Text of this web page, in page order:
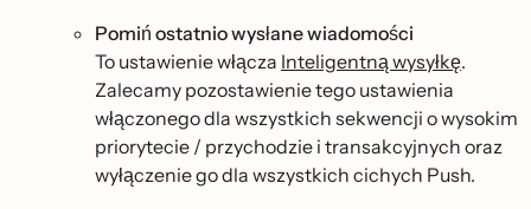
Pomiń ostatnio wysłane wiadomości
To ustawienie włącza Inteligentną wysyłkę.
Zalecamy pozostawienie tego ustawienia
włączonego dla wszystkich sekwencji o wysokim
priorytecie / przychodzie i transakcyjnych oraz
wyłączenie go dla wszystkich cichych Push.